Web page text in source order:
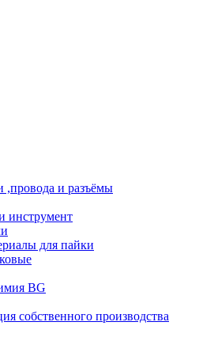
,провода и разъёмы
инструмент
для пайки
BG
собственного производства